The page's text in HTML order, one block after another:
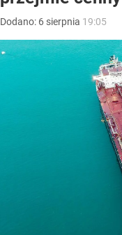
Dodano: 6 sierpnia 19:05